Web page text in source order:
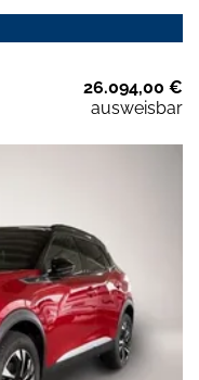
26.094,00 €
ausweisbar